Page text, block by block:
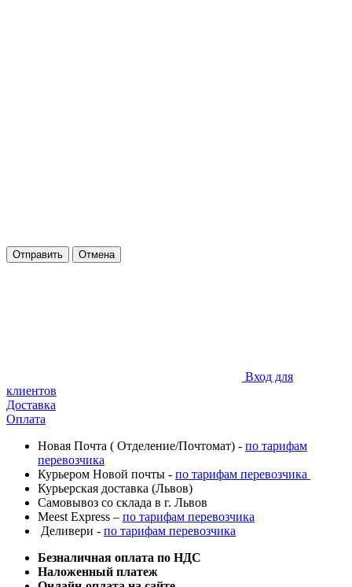
Отправить Отмена
Вход для
клиентов
Доставка
Оплата
Новая Почта ( Отделение/Почтомат) - по тарифам
перевозчика
Курьером Новой почты - по тарифам перевозчика
Курьерская доставка (Львов)
Самовывоз со склада в г. Львов
Meest Express – по тарифам перевозчика
Деливери - по тарифам перевозчика
Безналичная оплата по НДС
Наложенный платеж